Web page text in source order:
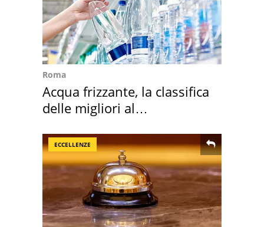
Roma
Acqua frizzante, la classifica
delle migliori al
ECCELLENZE